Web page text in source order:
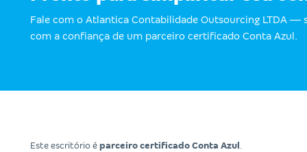
Fale com o Atlantica Contabilidade Outsourcing LTDA —
com a confiança de um parceiro certificado Conta Azul.
Este escritório é parceiro certificado Conta Azul .